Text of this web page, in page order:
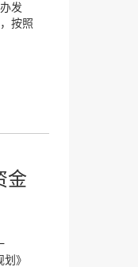
发
按照
金
》